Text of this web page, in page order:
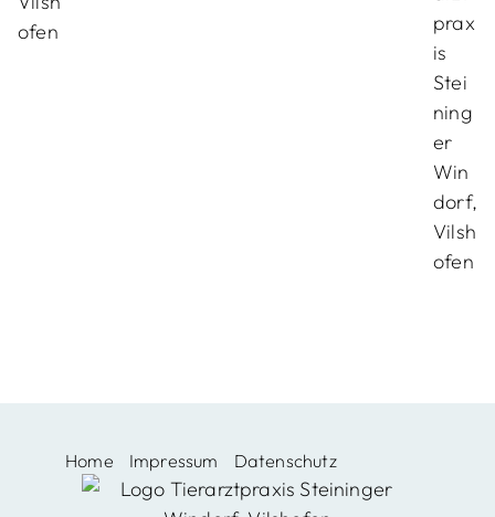
Home Impressum Datenschutz